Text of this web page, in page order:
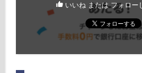
いいね または フォロー